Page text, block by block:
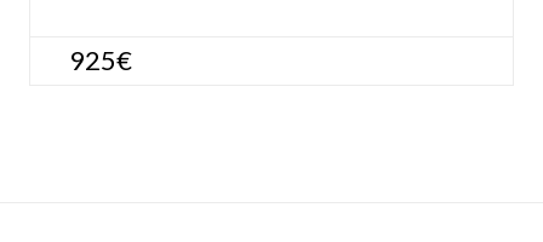
925€